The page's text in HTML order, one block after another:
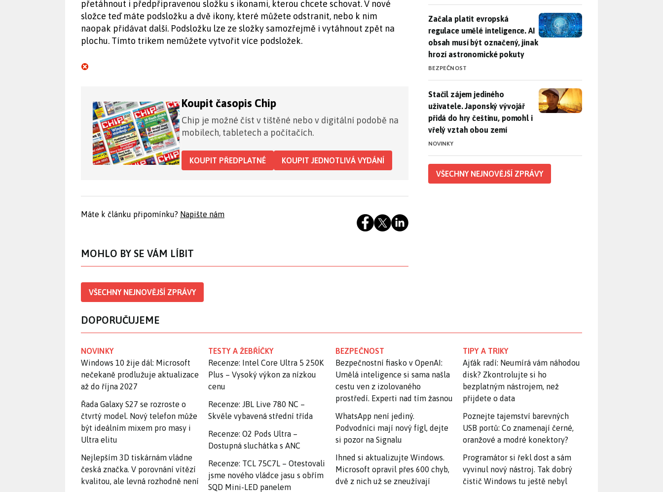
přetáhnout i předpřipravenou složku s ikonami, kterou chcete schovat. V nové
složce teď máte podsložku a dvě ikony, které můžete odstranit, nebo k nim
naopak přidávat další. Podsložku lze ze složky samozřejmě i vytáhnout zpět na
plochu. Tímto trikem nemůžete vytvořit více podsložek.
Koupit časopis Chip
Chip je možné číst v tištěné nebo v digitální podobě na
mobilech, tabletech a počítačích.
KOUPIT PŘEDPLATNÉ KOUPIT JEDNOTLIVÁ VYDÁNÍ
Máte k článku připomínku? Napište nám
MOHLO BY SE VÁM LÍBIT
VŠECHNY NEJNOVĚJŠÍ ZPRÁVY
Začala platit evropská regulace umělé inteligence. AI obsah
Začala platit evropská
regulace umělé inteligence. AI
obsah musí být označený, jinak
hrozí astronomické pokuty
BEZPEČNOST
Stačil zájem jediného uživatele. Japonský vývojář přidá do hry
Stačil zájem jediného
uživatele. Japonský vývojář
přidá do hry češtinu, pomohl i
vřelý vztah obou zemí
NOVINKY
VŠECHNY NEJNOVĚJŠÍ ZPRÁVY
DOPORUČUJEME
NOVINKY
Windows 10 žije dál: Microsoft
nečekaně prodlužuje aktualizace
až do října 2027
Řada Galaxy S27 se rozroste o
čtvrtý model. Nový telefon může
být ideálním mixem pro masy i
Ultra elitu
Nejlepším 3D tiskárnám vládne
česká značka. V porovnání vítězí
kvalitou, ale levná rozhodně není
TESTY A ŽEBŘÍČKY
Recenze: Intel Core Ultra 5 250K
Plus – Vysoký výkon za nízkou
cenu
Recenze: JBL Live 780 NC –
Skvěle vybavená střední třída
Recenze: O2 Pods Ultra –
Dostupná sluchátka s ANC
Recenze: TCL 75C7L – Otestovali
jsme nového vládce jasu s obřím
SQD Mini-LED panelem
BEZPEČNOST
Bezpečnostní fiasko v OpenAI:
Umělá inteligence si sama našla
cestu ven z izolovaného
prostředí. Experti nad tím žasnou
WhatsApp není jediný.
Podvodníci mají nový fígl, dejte
si pozor na Signalu
Ihned si aktualizujte Windows.
Microsoft opravil přes 600 chyb,
dvě z nich už se zneužívají
TIPY A TRIKY
Ajťák radí: Neumírá vám náhodou
disk? Zkontrolujte si ho
bezplatným nástrojem, než
přijdete o data
Poznejte tajemství barevných
USB portů: Co znamenají černé,
oranžové a modré konektory?
Programátor si řekl dost a sám
vyvinul nový nástroj. Tak dobrý
čistič Windows tu ještě nebyl